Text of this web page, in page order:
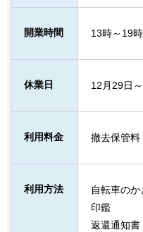
開業時間 13時～19時
休業日 12月29日
利用料金 撤去保管
利用方法
自転車の
印鑑
返還通知書